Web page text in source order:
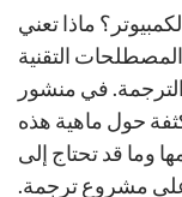
ماذا تعني
التقنية
في منشور
حول ماهية هذه
وما قد تحتاج إلى
مشروع ترجمة.